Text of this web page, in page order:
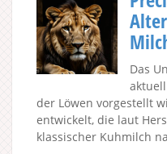
Das
der Löwen vorgestellt
entwickelt, die laut
klassischer Kuhmilch